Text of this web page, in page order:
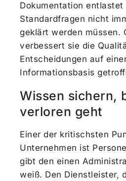
Dokumentation entlastet
Standardfragen nicht
geklärt werden müssen.
verbessert sie die
Entscheidungen auf
Informationsbasis
Wissen sichern,
verloren geht
Einer der kritischsten
Unternehmen ist
gibt den einen
weiß. Den Dienstleister,